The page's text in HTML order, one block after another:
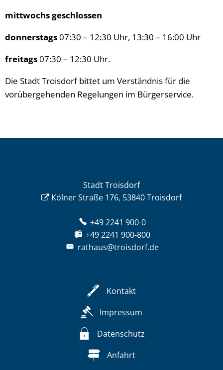
mittwochs geschlossen
donnerstags07:30 – 12:30 Uhr, 13:30 – 16:00 Uhr
freitags07:30 – 12:30 Uhr.
Die Stadt Troisdorf bittet um Verständnis für die
vorübergehenden Regelungen im Bürgerservice.
Stadt Troisdorf
Kölner Straße 176, 53840 Troisdorf
+49 2241 900-0
+49 2241 900-800
rathaus@troisdorf.de
Kontakt
Impressum
Datenschutz
Anfahrt